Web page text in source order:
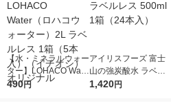
【水・ミネラルウォー
ター】LOHACO Wate
r（ロハコウォータ
490円
アイリスフーズ 富士
山の強炭酸水 ラベル
レス 500ml 1箱（24
1,420円